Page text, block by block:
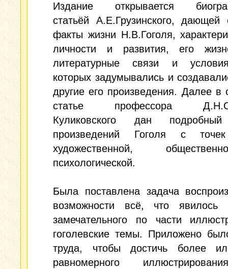
Издание открывается
статьёй А.Е.Грузинского, дающей
факты жизни Н.В.Гоголя,
личности и развития, его
литературные связи и
которых задумывались и
другие его произведения. Далее в
статье профессора
Куликовского дан
произведений Гоголя с
художественной,
психологической.
Была поставлена задача
возможности всё, что явилось
замечательного по части
гоголевские темы. Приложено
труда, чтобы достичь более
равномерного